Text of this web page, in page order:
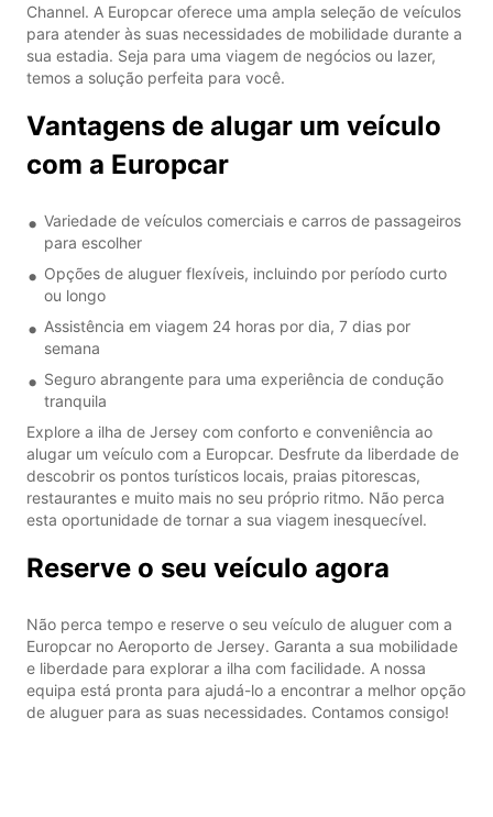
Channel. A Europcar oferece uma ampla seleção de veículos
para atender às suas necessidades de mobilidade durante a
sua estadia. Seja para uma viagem de negócios ou lazer,
temos a solução perfeita para você.
Vantagens de alugar um veículo
com a Europcar
Variedade de veículos comerciais e carros de passageiros
para escolher
Opções de aluguer flexíveis, incluindo por período curto
ou longo
Assistência em viagem 24 horas por dia, 7 dias por
semana
Seguro abrangente para uma experiência de condução
tranquila
Explore a ilha de Jersey com conforto e conveniência ao
alugar um veículo com a Europcar. Desfrute da liberdade de
descobrir os pontos turísticos locais, praias pitorescas,
restaurantes e muito mais no seu próprio ritmo. Não perca
esta oportunidade de tornar a sua viagem inesquecível.
Reserve o seu veículo agora
Não perca tempo e reserve o seu veículo de aluguer com a
Europcar no Aeroporto de Jersey. Garanta a sua mobilidade
e liberdade para explorar a ilha com facilidade. A nossa
equipa está pronta para ajudá-lo a encontrar a melhor opção
de aluguer para as suas necessidades. Contamos consigo!